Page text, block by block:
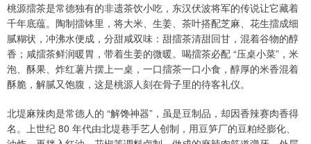
桃源擂茶是常德独有的非遗茶饮小吃，东汉伏波将军的传说让它藏着
千年底蕴。陶制擂钵里，将大米、生姜、茶叶搭配芝麻、花生擂成细
腻糊状，冲沸水便成，分甜咸双味：甜擂茶清甜回甘，混着谷物的醇
香；咸擂茶鲜润暖胃，带着生姜的微暖。喝擂茶必配 “压桌小菜”，米
泡、酥果、炸红薯片摆上一桌，一口擂茶一口小食，醇厚的米香混着
酥脆，解腻又饱腹，这是桃源人刻在骨子里的待客礼仪。
北堤麻辣肉是常德人的 “解馋神器”，虽是豆制品，却因香辣赛肉香得
名。上世纪 80 年代由北堤巷手艺人创制，用豆笋厂的豆粕经膨化、